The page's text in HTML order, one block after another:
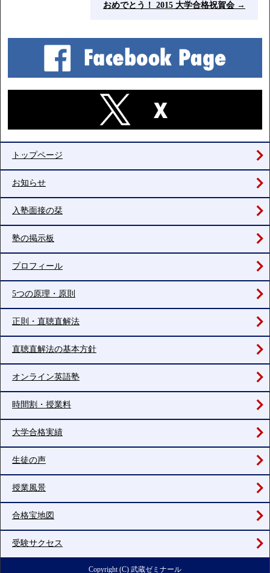
おめでとう！ 2015 大学合格祝賀会 →
トップページ
お知らせ
入塾面接の栞
塾の掲示板
プロフィール
5つの原理・原則
正則・直聴直解法
直聴直解法の基本方針
オンライン英語塾
時間割・授業料
大学合格実績
生徒の声
授業風景
合格宝地図
受験サクセス
Copyright (C) 武蔵ゼミナール